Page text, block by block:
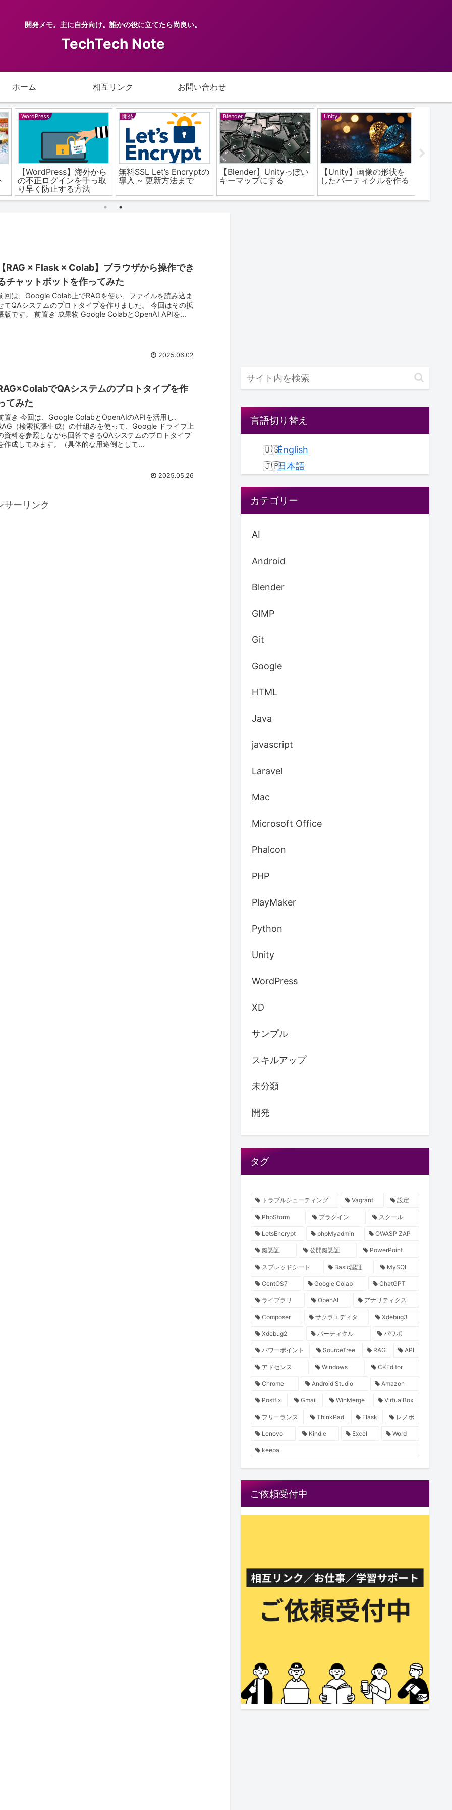
開発メモ。主に自分向け。誰かの役に立てたら尚良い。
TechTech Note
ホーム 相互リンク お問い合わせ
WordPress
【WordPress】海外から
の不正ログインを手っ取
り早く防止する方法
開発
無料SSL Let’s Encryptの
導入 ~ 更新方法まで
Blender
【Blender】Unityっぽい
キーマップにする
Unity
【Unity】画像の形状を
したパーティクルを作る
RAG × Flask × Colab】ブラウザから操作でき
チャットボットを作ってみた
回は、Google Colab上でRAGを使い、ファイルを読み込ま
てQAシステムのプロトタイプを作りました。 今回はその拡
版です。 前置き 成果物 Google ColabとOpenAI APIを...
2025.06.02
でQAシステムのプロトタイプを作
てみた
置き 今回は、Google ColabとOpenAIのAPIを活用し、
（検索拡張生成）の仕組みを使って、Google ドライブ上
資料を参照しながら回答できるQAシステムのプロトタイプ
作成してみます。（具体的な用途例として...
2025.05.26
サーリンク
言語切り替え
English
日本語
カテゴリー
AI
Android
Blender
GIMP
Git
Google
HTML
Java
javascript
Laravel
Mac
Microsoft Office
Phalcon
PHP
PlayMaker
Python
Unity
WordPress
XD
サンプル
スキルアップ
未分類
開発
タグ
トラブルシューティング Vagrant 設定
PhpStorm プラグイン スクール
LetsEncrypt phpMyadmin OWASP ZAP
鍵認証 公開鍵認証 PowerPoint
スプレッドシート Basic認証 MySQL
CentOS7 Google Colab ChatGPT
ライブラリ OpenAI アナリティクス
Composer サクラエディタ Xdebug3
Xdebug2 パーティクル パワポ
パワーポイント SourceTree RAG API
アドセンス Windows CKEditor
Chrome Android Studio Amazon
Postfix Gmail WinMerge VirtualBox
フリーランス ThinkPad Flask レノボ
Lenovo Kindle Excel Word
keepa
ご依頼受付中